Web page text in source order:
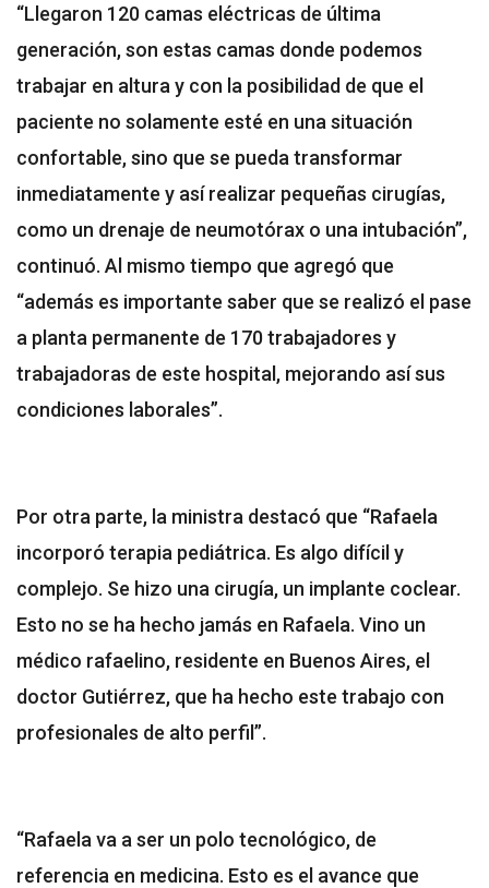
“Llegaron 120 camas eléctricas de última
generación, son estas camas donde podemos
trabajar en altura y con la posibilidad de que el
paciente no solamente esté en una situación
confortable, sino que se pueda transformar
inmediatamente y así realizar pequeñas cirugías,
como un drenaje de neumotórax o una intubación”,
continuó. Al mismo tiempo que agregó que
“además es importante saber que se realizó el pase
a planta permanente de 170 trabajadores y
trabajadoras de este hospital, mejorando así sus
condiciones laborales”.
Por otra parte, la ministra destacó que “Rafaela
incorporó terapia pediátrica. Es algo difícil y
complejo. Se hizo una cirugía, un implante coclear.
Esto no se ha hecho jamás en Rafaela. Vino un
médico rafaelino, residente en Buenos Aires, el
doctor Gutiérrez, que ha hecho este trabajo con
profesionales de alto perfil”.
“Rafaela va a ser un polo tecnológico, de
referencia en medicina. Esto es el avance que